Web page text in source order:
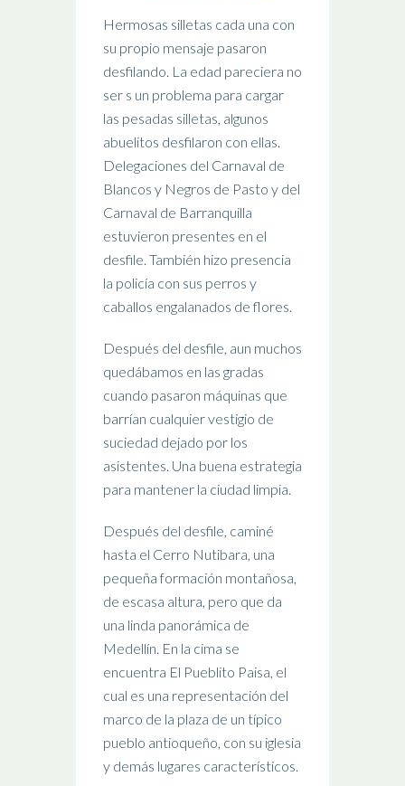
Hermosas silletas cada una con
su propio mensaje pasaron
desfilando. La edad pareciera no
ser s un problema para cargar
las pesadas silletas, algunos
abuelitos desfilaron con ellas.
Delegaciones del Carnaval de
Blancos y Negros de Pasto y del
Carnaval de Barranquilla
estuvieron presentes en el
desfile. También hizo presencia
la policía con sus perros y
caballos engalanados de flores.
Después del desfile, aun muchos
quedábamos en las gradas
cuando pasaron máquinas que
barrían cualquier vestigio de
suciedad dejado por los
asistentes. Una buena estrategia
para mantener la ciudad limpia.
Después del desfile, caminé
hasta el Cerro Nutibara, una
pequeña formación montañosa,
de escasa altura, pero que da
una linda panorámica de
Medellín. En la cima se
encuentra El Pueblito Paisa, el
cual es una representación del
marco de la plaza de un típico
pueblo antioqueño, con su iglesia
y demás lugares característicos.